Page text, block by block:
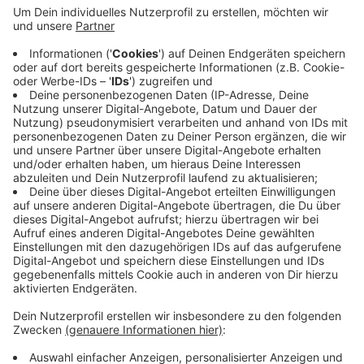
2021 findet der Marathon am 11. April statt. Das
haben die Organisatoren heute (Donnerstag, 25. Juni
2020) bekannt gegeben. Wie in den Vorjahren werde es
neben der klassischen Marathon-Distanz über rund 42
Kilometer auch wieder einen Halbmarathon sowie die
beliebte Firmenstaffel und Rennen für Kinder geben.
Anzeige
Anzeige